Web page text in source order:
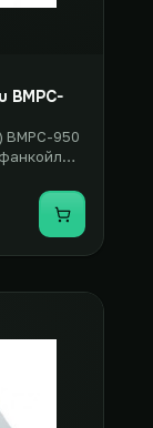
BMPC-
950
Купить